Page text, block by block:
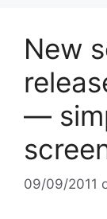
New
—
09/09/2011